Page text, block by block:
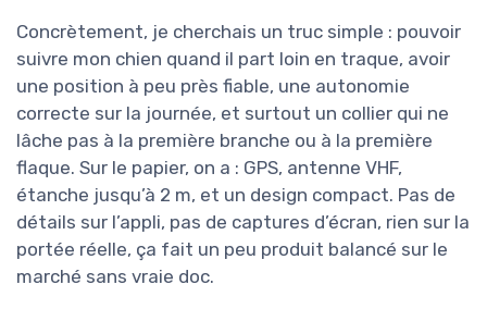
Concrètement, je cherchais un truc simple : pouvoir
suivre mon chien quand il part loin en traque, avoir
une position à peu près fiable, une autonomie
correcte sur la journée, et surtout un collier qui ne
lâche pas à la première branche ou à la première
flaque. Sur le papier, on a : GPS, antenne VHF,
étanche jusqu’à 2 m, et un design compact. Pas de
détails sur l’appli, pas de captures d’écran, rien sur la
portée réelle, ça fait un peu produit balancé sur le
marché sans vraie doc.